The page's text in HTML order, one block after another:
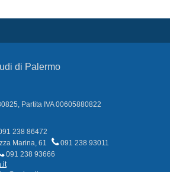
di Palermo
Partita IVA 00605880822
238 86472
Marina, 61
091 238 93011
091 238 93666